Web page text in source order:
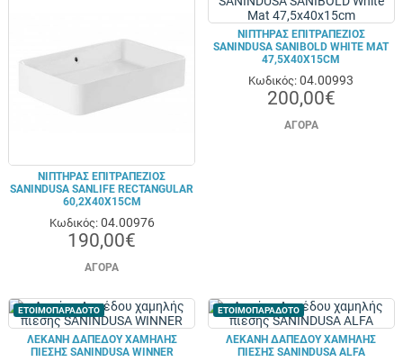
ΝΙΠΤΉΡΑΣ ΕΠΙΤΡΑΠΈΖΙΟΣ
SANINDUSA SANLIFE RECTANGULAR
60,2X40X15CM
Κωδικός: 04.00976
190,00€
ΑΓΟΡΆ
ΝΙΠΤΉΡΑΣ ΕΠΙΤΡΑΠΈΖΙΟΣ
SANINDUSA SANIBOLD WHITE MAT
47,5X40X15CM
Κωδικός:04.00993
200,00€
ΑΓΟΡΆ
ΕΤΟΙΜΟΠΑΡΑΔΟΤΟ
ΛΕΚΆΝΗ ΔΑΠΈΔΟΥ ΧΑΜΗΛΉΣ
ΠΊΕΣΗΣ SANINDUSA WINNER
ΕΤΟΙΜΟΠΑΡΑΔΟΤΟ
ΛΕΚΆΝΗ ΔΑΠΈΔΟΥ ΧΑΜΗΛΉΣ
ΠΊΕΣΗΣ SANINDUSA ALFA